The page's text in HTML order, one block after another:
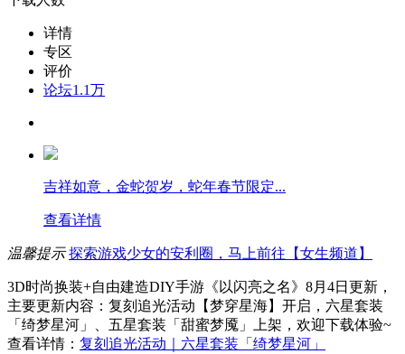
详情
专区
评价
论坛1.1万
吉祥如意，金蛇贺岁，蛇年春节限定...
查看详情
温馨提示 探索游戏少女的安利圈，马上前往【女生频道】
3D时尚换装+自由建造DIY手游《以闪亮之名》8月4日更新，
主要更新内容：复刻追光活动【梦穿星海】开启，六星套装
「绮梦星河」、五星套装「甜蜜梦魇」上架，欢迎下载体验~
查看详情： 复刻追光活动｜六星套装「绮梦星河」